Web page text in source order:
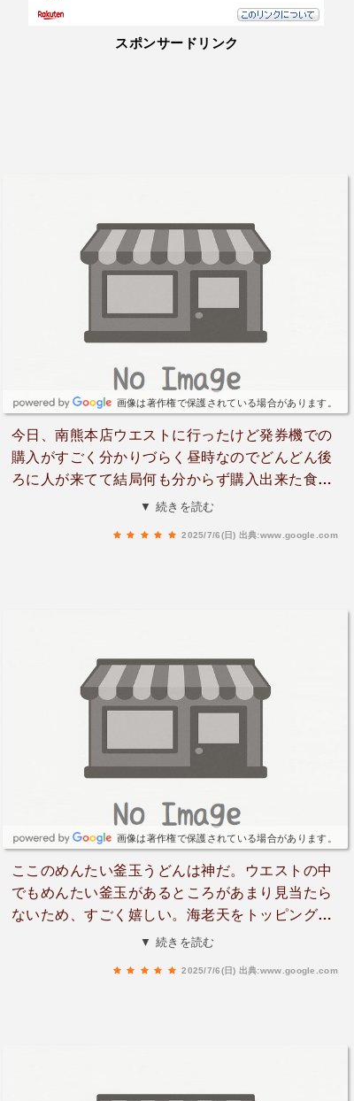
スポンサードリンク
画像は著作権で保護されている場合があります。
今日、南熊本店ウエストに行ったけど発券機での
購入がすごく分かりづらく昼時なのでどんどん後
ろに人が来てて結局何も分からず購入出来た食べ
たくもないカツ丼を食べる羽目に！！先日保田窪
▼ 続きを読む
2025/7/6(日) 出典:www.google.com
画像は著作権で保護されている場合があります。
ここのめんたい釜玉うどんは神だ。ウエストの中
でもめんたい釜玉があるところがあまり見当たら
ないため、すごく嬉しい。海老天をトッピング
し、おにぎりも注文する。だし醤油、天かす、ネ
▼ 続きを読む
2025/7/6(日) 出典:www.google.com